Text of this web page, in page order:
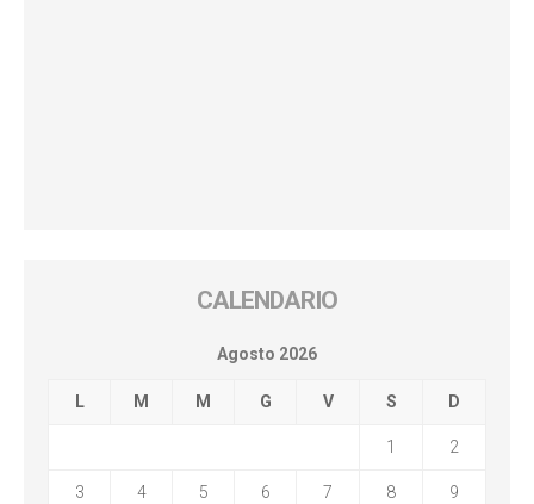
CALENDARIO
Agosto 2026
L M M G V S D
1 2
3 4 5 6 7 8 9